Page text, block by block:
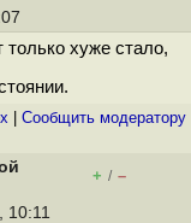
только хуже стало,
Cообщить модератору
+ / –
10:11